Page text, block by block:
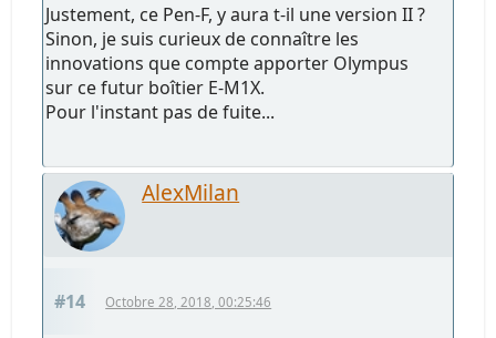
Justement, ce Pen-F, y aura t-il une version II ?
Sinon, je suis curieux de connaître les
innovations que compte apporter Olympus
sur ce futur boîtier E-M1X.
Pour l'instant pas de fuite...
AlexMilan
#14 Octobre 28, 2018, 00:25:46